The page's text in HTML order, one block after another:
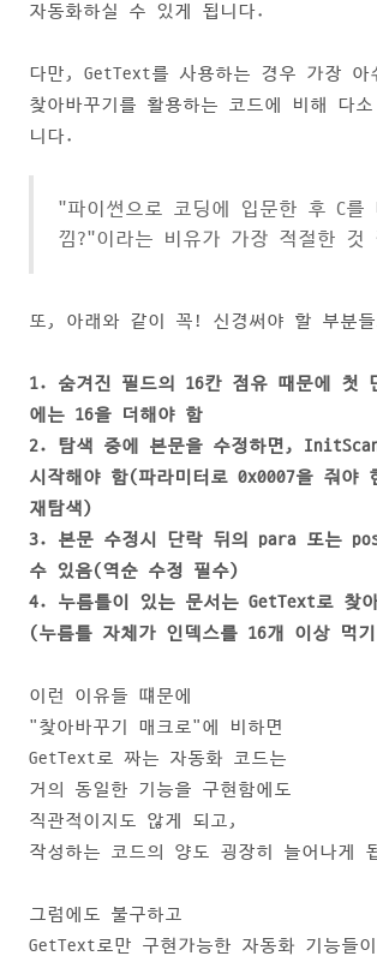
자동화하실 수 있게 됩니다.
다만, GetText를 사용하는 경우 가장 아
찾아바꾸기를 활용하는 코드에 비해 다
니다.
"파이썬으로 코딩에 입문한 후 C를
낌?"이라는 비유가 가장 적절한 것
또, 아래와 같이 꼭! 신경써야 할 부분
1. 숨겨진 필드의 16칸 점유 때문에 첫
에는 16을 더해야 함
2. 탐색 중에 본문을 수정하면,
시작해야 함(파라미터로 0x0007을 줘야
재탐색)
3. 본문 수정시 단락 뒤의 para 또는
수 있음(역순 수정 필수)
4. 누름틀이 있는 문서는 GetText로 찾
(누름틀 자체가 인덱스를 16개 이상 먹
이런 이유들 떄문에
"찾아바꾸기 매크로"에 비하면
GetText로 짜는 자동화 코드는
거의 동일한 기능을 구현함에도
직관적이지도 않게 되고,
작성하는 코드의 양도 굉장히 늘어나게
그럼에도 불구하고
GetText로만 구현가능한 자동화 기능들